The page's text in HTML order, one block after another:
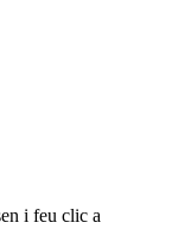
i feu clic a